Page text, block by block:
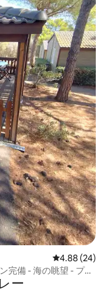
レビュー24
4.88 (24)
完備 - 海の眺望 - プー
ー